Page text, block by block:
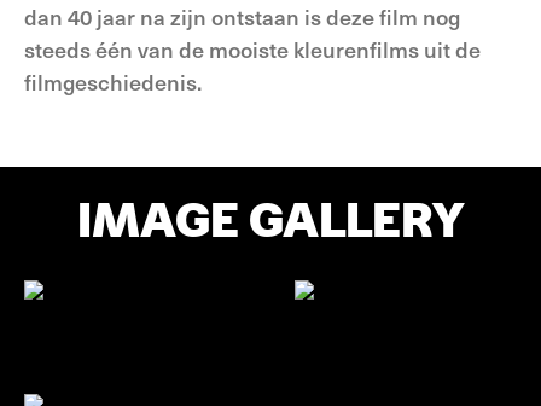
dan 40 jaar na zijn ontstaan is deze film nog
steeds één van de mooiste kleurenfilms uit de
filmgeschiedenis.
IMAGE GALLERY